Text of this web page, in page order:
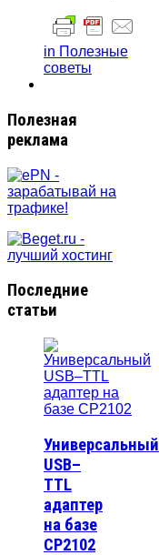
in Полезные
советы
Полезная
реклама
Последние
статьи
Универсальный
USB–
TTL
адаптер
на базе
CP2102